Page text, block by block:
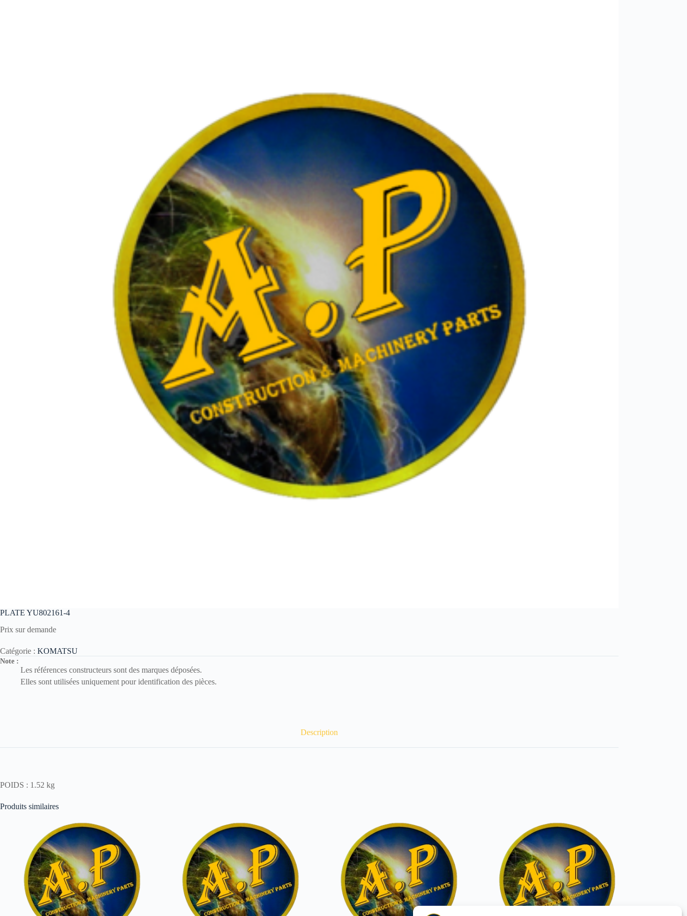
PLATE YU802161-4
Prix sur demande
Catégorie : KOMATSU
Note :
Les références constructeurs sont des marques déposées.
Elles sont utilisées uniquement pour identification des pièces.
Description
POIDS : 1.52 kg
Produits similaires